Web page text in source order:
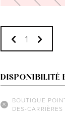
DISPONIBILITÉ
BOUTIQUE
DES-CARRIÈRES